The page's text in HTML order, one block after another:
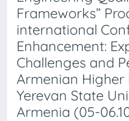
Frameworks”
international
Enhancement:
Challenges and
Armenian Higher
Yerevan State
Armenia (05-